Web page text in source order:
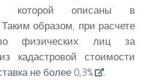
которой описаны в
образом, при расчете
физических лиц за
кадастровой стоимости
не более 0,3%
.